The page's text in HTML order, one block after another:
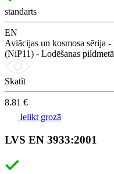
standarts
EN
Aviācijas un kosmosa sērija
(NiP11) - Lodēšanas
Skatīt
8.81 €
Ielikt grozā
LVS EN 3933:2001